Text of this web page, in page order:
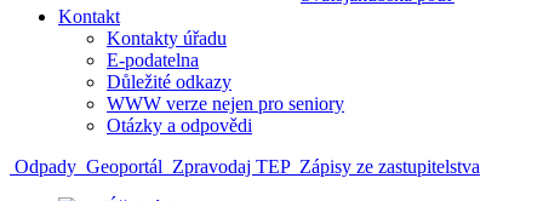
Kontakt
Kontakty úřadu
E-podatelna
Důležité odkazy
WWW verze nejen pro seniory
Otázky a odpovědi
Odpady Geoportál Zpravodaj TEP Zápisy ze zastupitelstva